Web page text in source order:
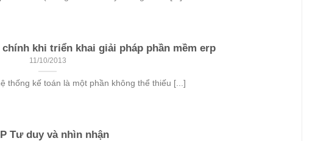
khi triển khai giải pháp phần mềm erp
11/10/2013
thống kế toán là một phần không thể thiếu [...]
Tư duy và nhìn nhận